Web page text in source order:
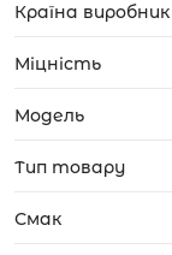
Країна виробник
Міцність
Модель
Тип товару
Смак